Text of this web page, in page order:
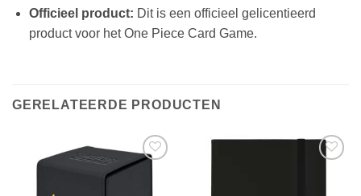
Officieel product: Dit is een officieel gelicentieerd
product voor het One Piece Card Game.
GERELATEERDE PRODUCTEN